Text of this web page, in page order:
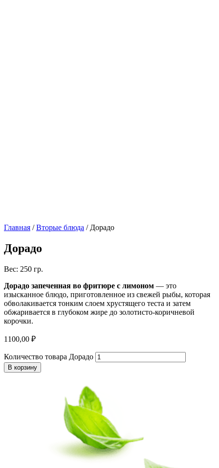
Главная /Вторые блюда / Дорадо
Дорадо
Вес: 250 гр.
Дорадо запеченная во фритюре с лимоном — это
изысканное блюдо, приготовленное из свежей рыбы, которая
обволакивается тонким слоем хрустящего теста и затем
обжаривается в глубоком жире до золотисто-коричневой
корочки.
1100,00 ₽
Количество товара Дорадо
В корзину